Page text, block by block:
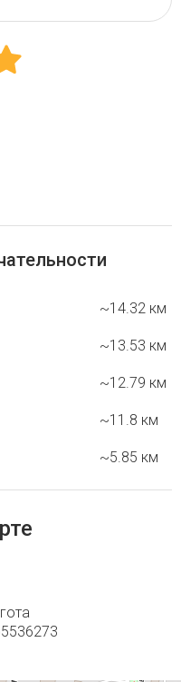
~14.32 км
~13.53 км
~12.79 км
~11.8 км
~5.85 км